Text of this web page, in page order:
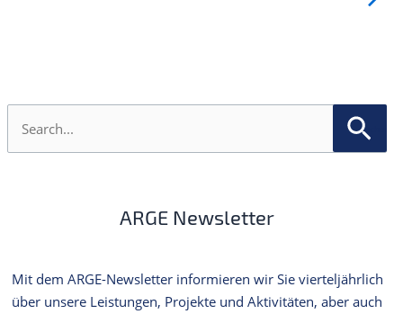
c
h
ARGE Newsletter
Mit dem ARGE-Newsletter informieren wir Sie vierteljährlich
über unsere Leistungen, Projekte und Aktivitäten, aber auch